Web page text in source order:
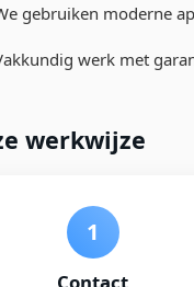
gebruiken moderne
werk met
werkwijze
1